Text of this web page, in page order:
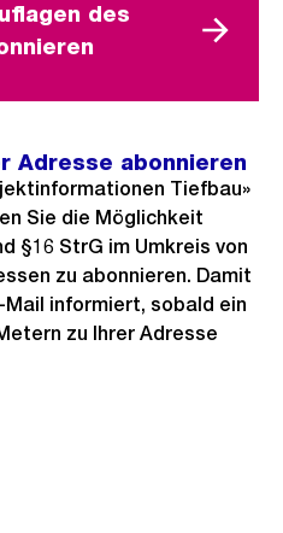
des
Adresse abonnieren
Tiefbau​»
Sie die Möglichkeit
§16 StrG im Umkreis von
zu abonnieren. Damit
informiert, sobald ein
zu Ihrer Adresse